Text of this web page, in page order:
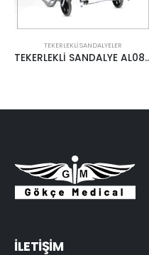
TEKERLEKLI SANDALYELER
FS 980LA-35 TEKERLEKLİ SANDALYE ÇOCUK
İLETİŞİM